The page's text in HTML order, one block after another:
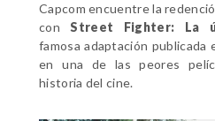
Capcom encuentre la
conStreet Fighter: La
famosa adaptación
en una de las peores
historia del cine.